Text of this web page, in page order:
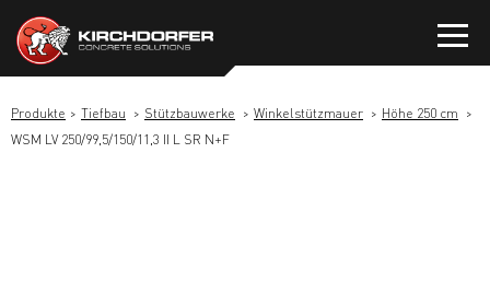
Inhalt
springen
Produkte Tiefbau Stützbauwerke Winkelstützmauer
Höhe 250 cm
WSM LV 250/99,5/150/11,3 II L SR N+F